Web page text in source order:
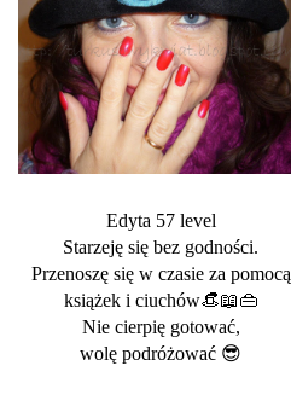
Edyta 57 level
Starzeję się bez godności.
Przenoszę się w czasie za pomocą
książek i ciuchów👒📖👜
Nie cierpię gotować,
wolę podróżować 😎